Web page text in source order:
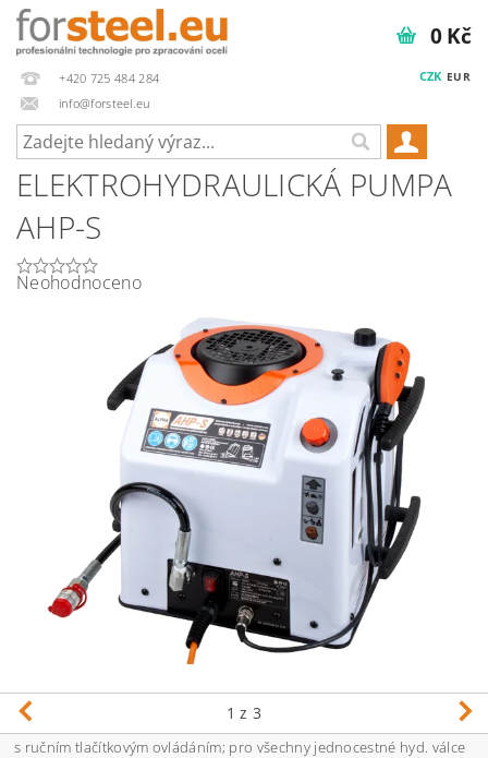
+420 725 484 284
info@forsteel.eu
CZK EUR
0 Kč
ELEKTROHYDRAULICKÁ PUMPA
AHP-S
Neohodnoceno
1 z 3
s ručním tlačítkovým ovládáním; pro všechny jednocestné hyd. válce